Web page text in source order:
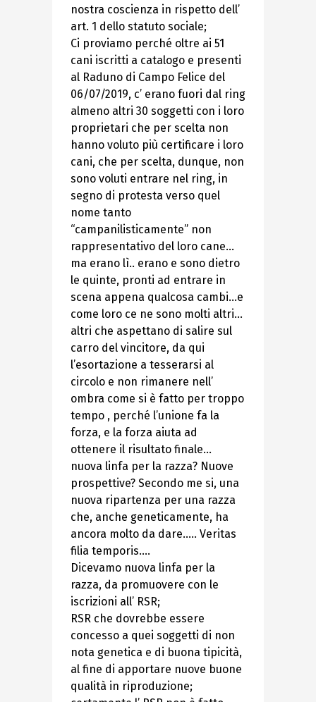
nostra coscienza in rispetto dell’
art. 1 dello statuto sociale;
Ci proviamo perché oltre ai 51
cani iscritti a catalogo e presenti
al Raduno di Campo Felice del
06/07/2019, c’ erano fuori dal ring
almeno altri 30 soggetti con i loro
proprietari che per scelta non
hanno voluto più certificare i loro
cani, che per scelta, dunque, non
sono voluti entrare nel ring, in
segno di protesta verso quel
nome tanto
“campanilisticamente” non
rappresentativo del loro cane…
ma erano lì.. erano e sono dietro
le quinte, pronti ad entrare in
scena appena qualcosa cambi…e
come loro ce ne sono molti altri…
altri che aspettano di salire sul
carro del vincitore, da qui
l’esortazione a tesserarsi al
circolo e non rimanere nell’
ombra come si è fatto per troppo
tempo , perché l’unione fa la
forza, e la forza aiuta ad
ottenere il risultato finale…
nuova linfa per la razza? Nuove
prospettive? Secondo me si, una
nuova ripartenza per una razza
che, anche geneticamente, ha
ancora molto da dare….. Veritas
filia temporis….
Dicevamo nuova linfa per la
razza, da promuovere con le
iscrizioni all’ RSR;
RSR che dovrebbe essere
concesso a quei soggetti di non
nota genetica e di buona tipicità,
al fine di apportare nuove buone
qualità in riproduzione;